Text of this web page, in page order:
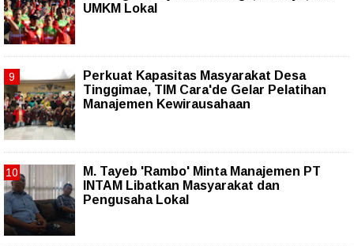
UMKM Lokal
Perkuat Kapasitas Masyarakat Desa
Tinggimae, TIM Cara'de Gelar Pelatihan
Manajemen Kewirausahaan
M. Tayeb 'Rambo' Minta Manajemen PT
INTAM Libatkan Masyarakat dan
Pengusaha Lokal